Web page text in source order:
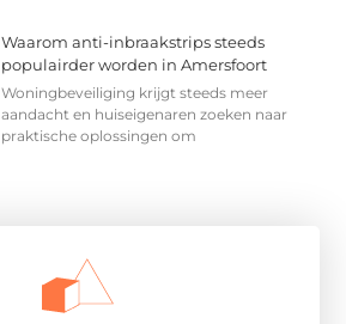
Waarom anti-inbraakstrips steeds
populairder worden in Amersfoort
Woningbeveiliging krijgt steeds meer
aandacht en huiseigenaren zoeken naar
praktische oplossingen om